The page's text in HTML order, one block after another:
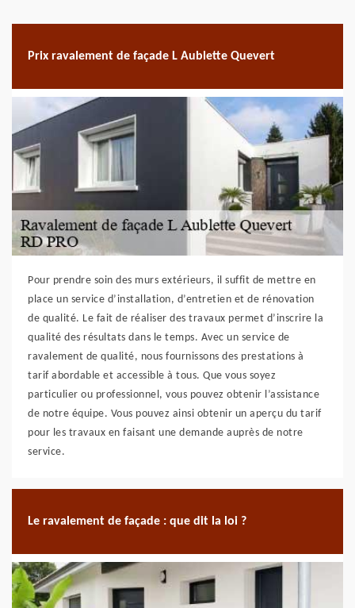
Prix ravalement de façade L Aublette Quevert
Pour prendre soin des murs extérieurs, il suffit de mettre en
place un service d’installation, d’entretien et de rénovation
de qualité. Le fait de réaliser des travaux permet d’inscrire la
qualité des résultats dans le temps. Avec un service de
ravalement de qualité, nous fournissons des prestations à
tarif abordable et accessible à tous. Que vous soyez
particulier ou professionnel, vous pouvez obtenir l’assistance
de notre équipe. Vous pouvez ainsi obtenir un aperçu du tarif
pour les travaux en faisant une demande auprès de notre
service.
Le ravalement de façade : que dit la loi ?